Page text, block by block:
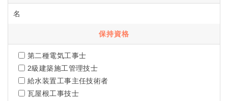
名
保持資格
第二種電気工事士
2級建築施工管理技士
給水装置工事主任技術者
瓦屋根工事技士